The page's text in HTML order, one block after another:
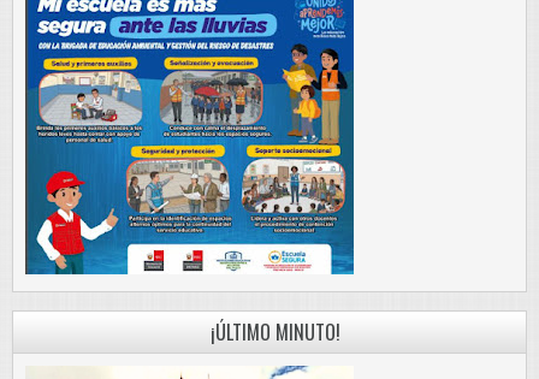
¡ÚLTIMO MINUTO!